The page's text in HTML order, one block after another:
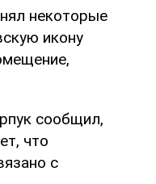
некоторые
икону
сообщил,
что
с